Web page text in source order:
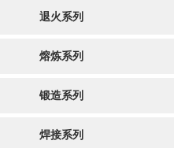
退火系列
熔炼系列
锻造系列
焊接系列